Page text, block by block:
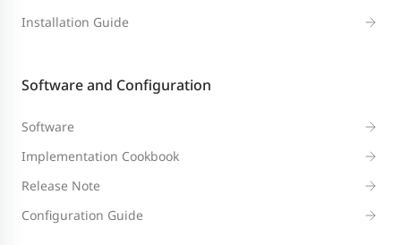
Installation Guide
Software and Configuration
Software
Implementation Cookbook
Release Note
Configuration Guide